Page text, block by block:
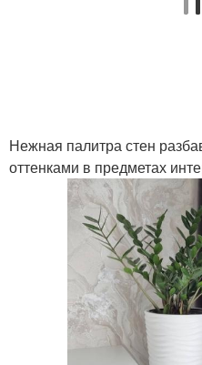
Нежная палитра стен
оттенками в предметах